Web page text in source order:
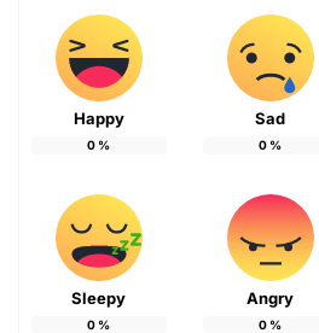
Happy
0 %
Sad
0 %
Sleepy
0 %
Angry
0 %